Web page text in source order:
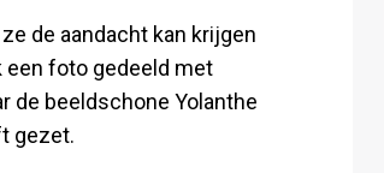
de aandacht kan krijgen
een foto gedeeld met
de beeldschone Yolanthe
gezet.